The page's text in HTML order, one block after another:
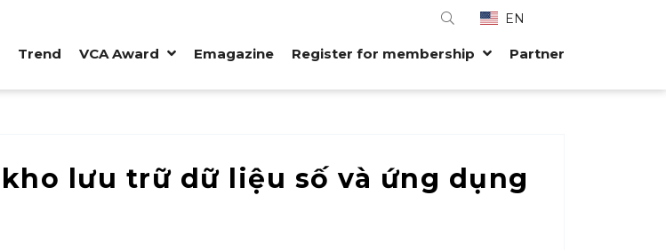
EN
Trend VCA Award Emagazine Register for membership Partner
lưu trữ dữ liệu số và ứng dụng